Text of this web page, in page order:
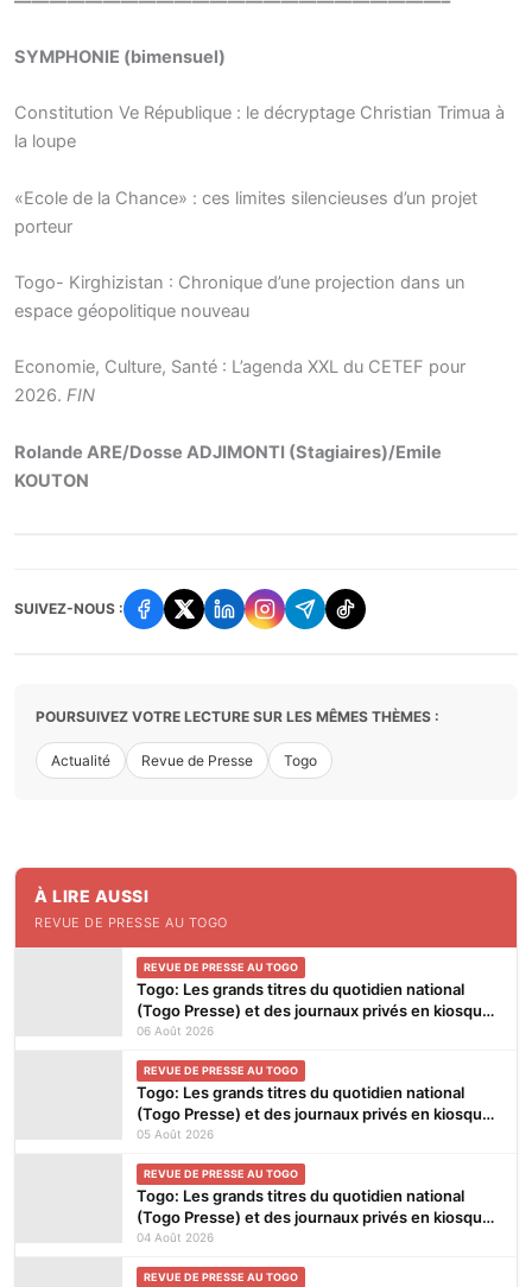
SYMPHONIE (bimensuel)
Constitution Ve République : le décryptage Christian Trimua à
la loupe
«Ecole de la Chance» : ces limites silencieuses d’un projet
porteur
Togo- Kirghizistan : Chronique d’une projection dans un
espace géopolitique nouveau
Economie, Culture, Santé : L’agenda XXL du CETEF pour
2026. FIN
Rolande ARE/Dosse ADJIMONTI (Stagiaires)/Emile
KOUTON
SUIVEZ-NOUS :
POURSUIVEZ VOTRE LECTURE SUR LES MÊMES THÈMES :
Actualité Revue de Presse Togo
À LIRE AUSSI
REVUE DE PRESSE AU TOGO
REVUE DE PRESSE AU TOGO
Togo: Les grands titres du quotidien national
(Togo Presse) et des journaux privés en kiosques
ce jeudi 6 Août 2026
06 Août 2026
REVUE DE PRESSE AU TOGO
Togo: Les grands titres du quotidien national
(Togo Presse) et des journaux privés en kiosques
ce mercredi 5 Août 2026
05 Août 2026
REVUE DE PRESSE AU TOGO
Togo: Les grands titres du quotidien national
(Togo Presse) et des journaux privés en kiosques
ce mardi 4 Août 2026
04 Août 2026
REVUE DE PRESSE AU TOGO